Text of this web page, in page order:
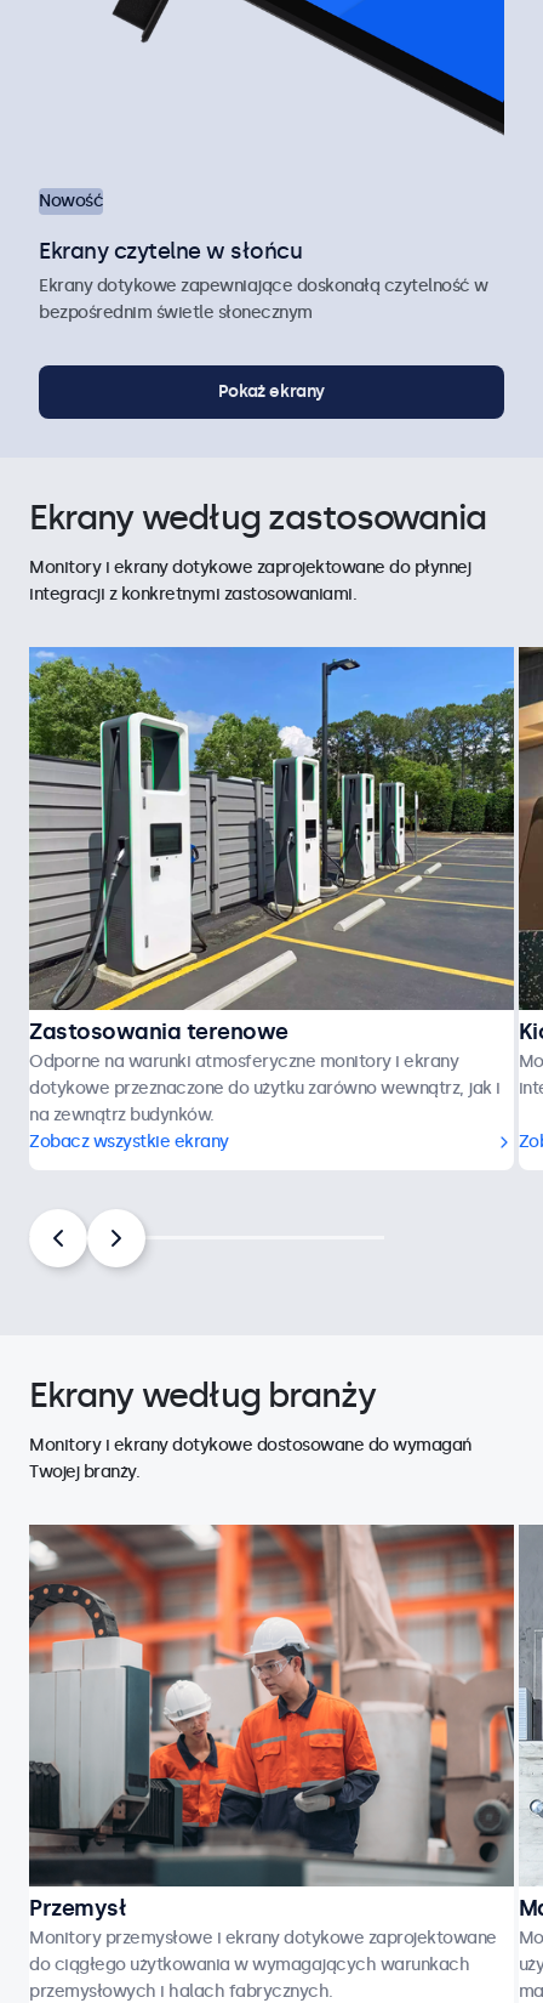
Nowość
Ekrany czytelne w słońcu
Ekrany dotykowe zapewniające doskonałą czytelność w
bezpośrednim świetle słonecznym
Pokaż ekrany
Ekrany według zastosowania
Monitory i ekrany dotykowe zaprojektowane do płynnej
integracji z konkretnymi zastosowaniami.
Zastosowania terenowe
Odporne na warunki atmosferyczne monitory i ekrany
dotykowe przeznaczone do użytku zarówno wewnątrz, jak i
na zewnątrz budynków.
Zobacz wszystkie ekrany
Ekrany według branży
Monitory i ekrany dotykowe dostosowane do wymagań
Twojej branży.
Przemysł
Monitory przemysłowe i ekrany dotykowe zaprojektowane
do ciągłego użytkowania w wymagających warunkach
przemysłowych i halach fabrycznych.